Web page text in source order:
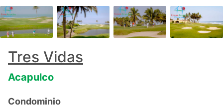
Tres Vidas
Acapulco
Condominio